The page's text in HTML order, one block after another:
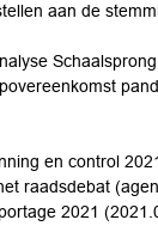
aan de
en control
raadsdebat
2021